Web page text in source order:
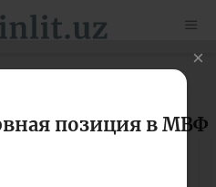
Рус
позиция в МВФ